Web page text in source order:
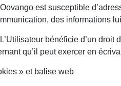
est susceptible
des informations
bénéficie d’un
qu’il peut exercer en
» et balise web